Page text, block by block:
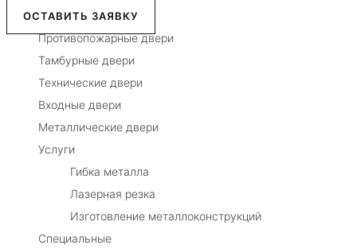
ОСТАВИТЬ ЗАЯВКУ
Противопожарные двери
Тамбурные двери
Технические двери
Входные двери
Металлические двери
Услуги
Гибка металла
Лазерная резка
Изготовление металлоконструкций
Специальные